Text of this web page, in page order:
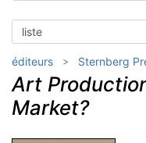
éditeurs Sternberg
Art
Market?